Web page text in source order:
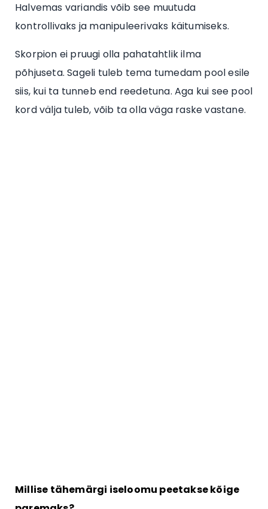
Halvemas variandis võib see muutuda
kontrollivaks ja manipuleerivaks käitumiseks.
Skorpion ei pruugi olla pahatahtlik ilma
põhjuseta. Sageli tuleb tema tumedam pool esile
siis, kui ta tunneb end reedetuna. Aga kui see pool
kord välja tuleb, võib ta olla väga raske vastane.
Millise tähemärgi iseloomu peetakse kõige